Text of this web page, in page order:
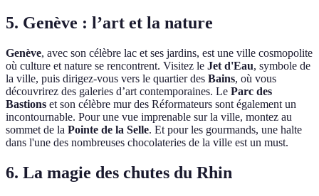
5. Genève : l’art et la nature
Genève, avec son célèbre lac et ses jardins, est une ville cosmopolite
où culture et nature se rencontrent. Visitez le Jet d'Eau, symbole de
la ville, puis dirigez-vous vers le quartier des Bains, où vous
découvrirez des galeries d’art contemporaines. Le Parc des
Bastions et son célèbre mur des Réformateurs sont également un
incontournable. Pour une vue imprenable sur la ville, montez au
sommet de la Pointe de la Selle. Et pour les gourmands, une halte
dans l'une des nombreuses chocolateries de la ville est un must.
6. La magie des chutes du Rhin